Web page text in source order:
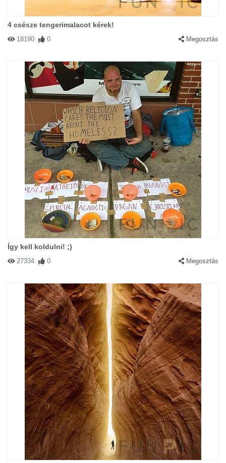
4 csésze tengerimalacot kérek!
18190 0 Megosztás
Így kell koldulni! ;)
27334 0 Megosztás